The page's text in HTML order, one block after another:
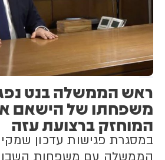
ראש הממשלה בנט
משפחתו של הישאם
המוחזק ברצועת עזה
במסגרת פגישות עדכון